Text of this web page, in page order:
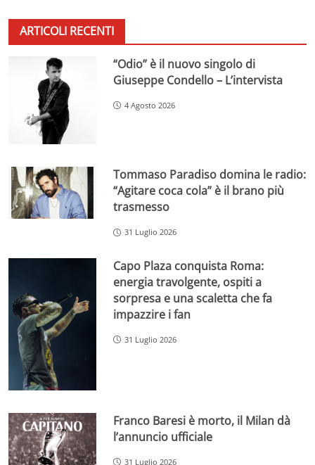
ARTICOLI RECENTI
“Odio” è il nuovo singolo di
Giuseppe Condello – L’intervista
4 Agosto 2026
Tommaso Paradiso domina le radio:
“Agitare coca cola” è il brano più
trasmesso
31 Luglio 2026
Capo Plaza conquista Roma:
energia travolgente, ospiti a
sorpresa e una scaletta che fa
impazzire i fan
31 Luglio 2026
Franco Baresi è morto, il Milan dà
l’annuncio ufficiale
31 Luglio 2026